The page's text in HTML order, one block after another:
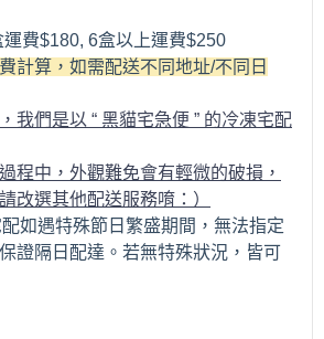
運費$180, 6盒以上運費$250
計算，如需配送不同地址/不同日
我們是以 “ 黑貓宅急便 ” 的冷凍宅配
程中，外觀難免會有輕微的破損，
改選其他配送服務唷：）
如遇特殊節日繁盛期間，無法指定
證隔日配達。若無特殊狀況，皆可